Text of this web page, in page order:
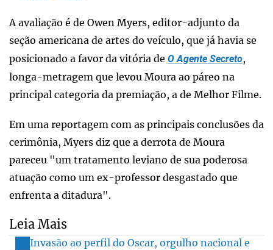
A avaliação é de Owen Myers, editor-adjunto da
seção americana de artes do veículo, que já havia se
posicionado a favor da vitória de O Agente Secreto,
longa-metragem que levou Moura ao páreo na
principal categoria da premiação, a de Melhor Filme.
Em uma reportagem com as principais conclusões da
cerimônia, Myers diz que a derrota de Moura
pareceu "um tratamento leviano de sua poderosa
atuação como um ex-professor desgastado que
enfrenta a ditadura".
Leia Mais
Invasão ao perfil do Oscar, orgulho nacional e